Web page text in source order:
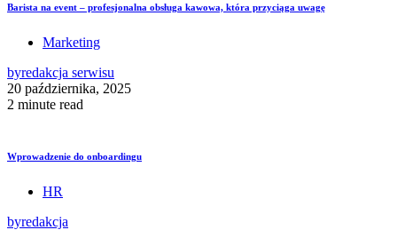
Barista na event – profesjonalna obsługa kawowa, która przyciąga uwagę
Marketing
byredakcja serwisu
20 października, 2025
2 minute read
Wprowadzenie do onboardingu
HR
byredakcja